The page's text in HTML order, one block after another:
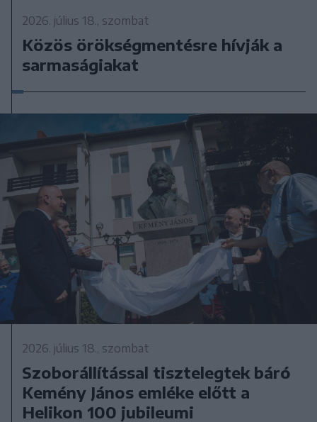
2026. július 18., szombat
Közös örökségmentésre hívják a
sarmaságiakat
2026. július 18., szombat
Szoborállítással tisztelegtek báró
Kemény János emléke előtt a
Helikon 100 jubileumi